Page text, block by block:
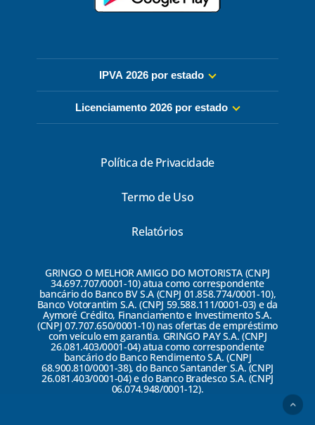
IPVA 2026 por estado
Licenciamento 2026 por estado
Política de Privacidade
Termo de Uso
Relatórios
GRINGO O MELHOR AMIGO DO MOTORISTA (CNPJ
34.697.707/0001-10) atua como correspondente
bancário do Banco BV S.A (CNPJ 01.858.774/0001-10),
Banco Votorantim S.A. (CNPJ 59.588.111/0001-03) e da
Aymoré Crédito, Financiamento e Investimento S.A.
(CNPJ 07.707.650/0001-10) nas ofertas de empréstimo
com veículo em garantia. GRINGO PAY S.A. (CNPJ
26.081.403/0001-04) atua como correspondente
bancário do Banco Rendimento S.A. (CNPJ
68.900.810/0001-38), do Banco Santander S.A. (CNPJ
26.081.403/0001-04) e do Banco Bradesco S.A. (CNPJ
06.074.948/0001-12).